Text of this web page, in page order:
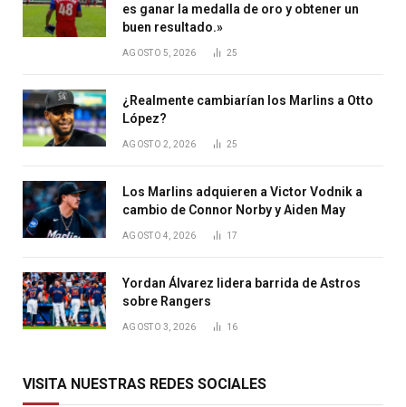
es ganar la medalla de oro y obtener un
buen resultado.»
AGOSTO 5, 2026 25
¿Realmente cambiarían los Marlins a Otto
López?
AGOSTO 2, 2026 25
Los Marlins adquieren a Victor Vodnik a
cambio de Connor Norby y Aiden May
AGOSTO 4, 2026 17
Yordan Álvarez lidera barrida de Astros
sobre Rangers
AGOSTO 3, 2026 16
VISITA NUESTRAS REDES SOCIALES